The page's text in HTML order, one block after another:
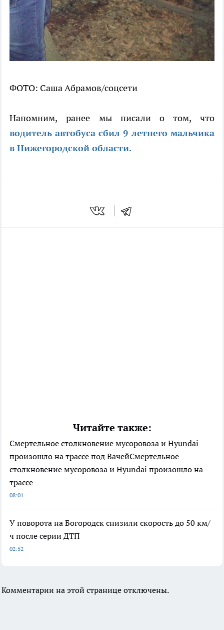
ФОТО: Саша Абрамов/соцсети
Напомним, ранее мы писали о том, что
водитель автобуса сбил 9-летнего мальчика
в Нижегородской области.
Читайте также:
Смертельное столкновение мусоровоза и Hyundai
произошло на трассе под ВачейСмертельное
столкновение мусоровоза и Hyundai произошло на
трассе
08:01
У поворота на Богородск снизили скорость до 50 км/
ч после серии ДТП
02:52
Комментарии на этой странице отключены.